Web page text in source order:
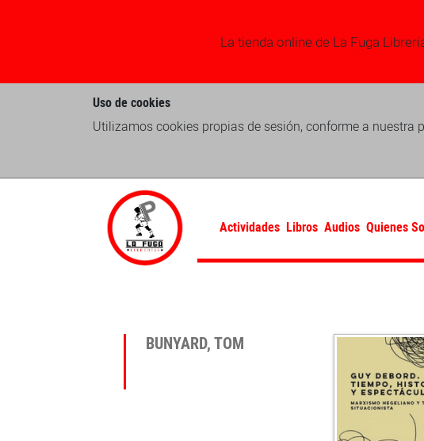
La tienda online de La Fuga
Uso de cookies
Utilizamos cookies propias de sesión, conforme a
Actividades Libros Audios Quienes
BUNYARD, TOM